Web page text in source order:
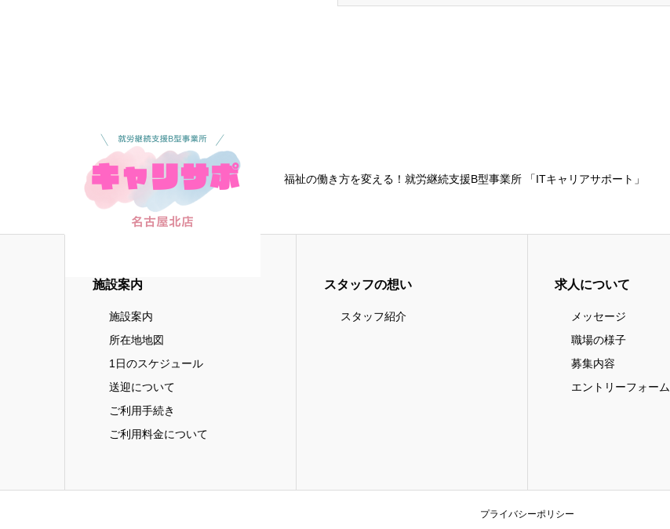
福祉の働き方を変える！就労継続支援B型事業所 「ITキャリアサポート」
施設案内
施設案内
所在地地図
1日のスケジュール
送迎について
ご利用手続き
ご利用料金について
スタッフの想い
スタッフ紹介
求人について
メッセージ
職場の様子
募集内容
エントリーフォーム
プライバシーポリシー